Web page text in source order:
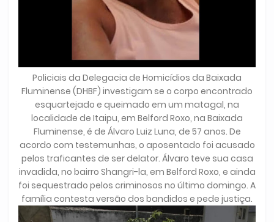
Policiais da Delegacia de Homicídios da Baixada
Fluminense (DHBF) investigam se o corpo encontrado
esquartejado e queimado em um matagal, na
localidade de Itaipu, em Belford Roxo, na Baixada
Fluminense, é de Álvaro Luiz Luna, de 57 anos. De
acordo com testemunhas, o aposentado foi acusado
pelos traficantes de ser delator. Álvaro teve sua casa
invadida, no bairro Shangri-la, em Belford Roxo, e ainda
foi sequestrado pelos criminosos no último domingo. A
família contesta versão dos bandidos e pede justiça.